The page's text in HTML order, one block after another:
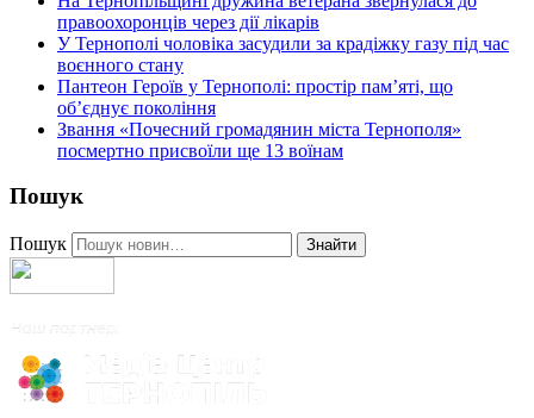
правоохоронців через дії лікарів
У Тернополі чоловіка засудили за крадіжку газу під час
воєнного стану
Пантеон Героїв у Тернополі: простір пам’яті, що
об’єднує покоління
Звання «Почесний громадянин міста Тернополя»
посмертно присвоїли ще 13 воїнам
Пошук
Пошук Знайти